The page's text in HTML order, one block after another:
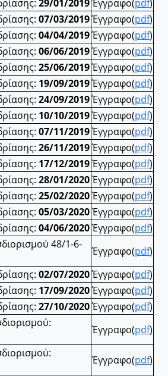
29/01/2019Έγγραφο(pdf)
07/03/2019Έγγραφο(pdf)
04/04/2019Έγγραφο(pdf)
06/06/2019Έγγραφο(pdf)
25/06/2019Έγγραφο(pdf)
19/09/2019Έγγραφο(pdf)
24/09/2019Έγγραφο(pdf)
10/10/2019Έγγραφο(pdf)
07/11/2019Έγγραφο(pdf)
26/11/2019Έγγραφο(pdf)
17/12/2019Έγγραφο(pdf)
28/01/2020Έγγραφο(pdf)
25/02/2020Έγγραφο(pdf)
05/03/2020Έγγραφο(pdf)
04/06/2020Έγγραφο(pdf)
48/1-6-
Έγγραφο(pdf)
02/07/2020Έγγραφο(pdf)
17/09/2020Έγγραφο(pdf)
27/10/2020Έγγραφο(pdf)
Έγγραφο(pdf)
Έγγραφο(pdf)